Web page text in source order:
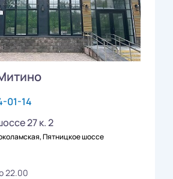
01-14
27 к. 2
Пятницкое шоссе
22.00